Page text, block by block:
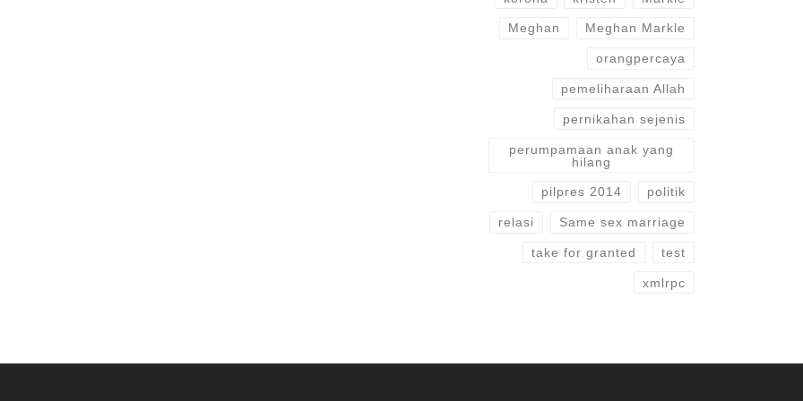
Meghan Meghan Markle
orangpercaya
pemeliharaan Allah
pernikahan sejenis
perumpamaan anak yang
hilang
pilpres 2014 politik
relasi Same sex marriage
take for granted test
xmlrpc